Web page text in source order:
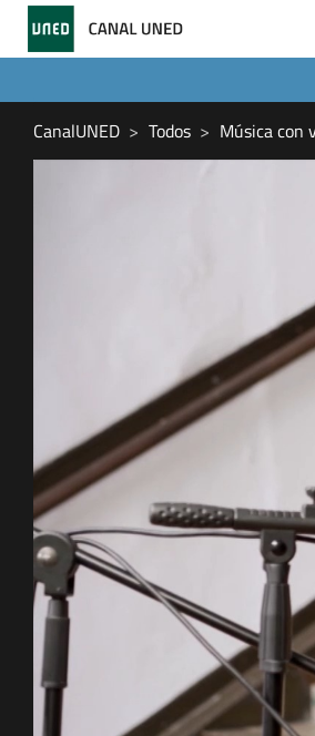
CanalUNED Todos Música con